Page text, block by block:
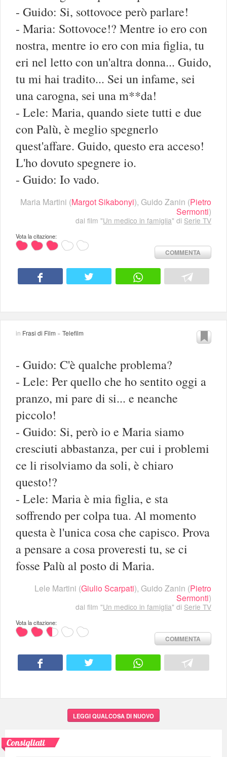
- Guido: Si, sottovoce però parlare!
- Maria: Sottovoce!? Mentre io ero con
nostra, mentre io ero con mia figlia, tu
eri nel letto con un'altra donna... Guido,
tu mi hai tradito... Sei un infame, sei
una carogna, sei una m**da!
- Lele: Maria, quando siete tutti e due
con Palù, è meglio spegnerlo
quest'affare. Guido, questo era acceso!
L'ho dovuto spegnere io.
- Guido: Io vado.
Maria Martini (Margot Sikabonyi), Guido Zanin (Pietro
Sermonti)
dal film "Un medico in famiglia" di Serie TV
Vota la citazione:
COMMENTA
in Frasi di Film » Telefilm
- Guido: C'è qualche problema?
- Lele: Per quello che ho sentito oggi a
pranzo, mi pare di si... e neanche
piccolo!
- Guido: Si, però io e Maria siamo
cresciuti abbastanza, per cui i problemi
ce li risolviamo da soli, è chiaro
questo!?
- Lele: Maria è mia figlia, e sta
soffrendo per colpa tua. Al momento
questa è l'unica cosa che capisco. Prova
a pensare a cosa proveresti tu, se ci
fosse Palù al posto di Maria.
Lele Martini (Giulio Scarpati), Guido Zanin (Pietro
Sermonti)
dal film "Un medico in famiglia" di Serie TV
Vota la citazione:
COMMENTA
LEGGI QUALCOSA DI NUOVO
Consigliati